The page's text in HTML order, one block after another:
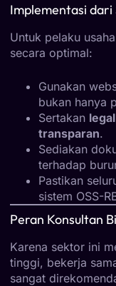
Implementasi dari
Untuk pelaku
secara optimal:
Gunakan
bukan hanya
Sertakan
transparan.
Sediakan
terhadap
Pastikan
sistem OSS-
Peran Konsultan
Karena sektor ini
tinggi, bekerja
sangat